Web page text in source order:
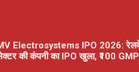
Electrosystems IPO 2026:
की कंपनी का IPO खुला, ₹100